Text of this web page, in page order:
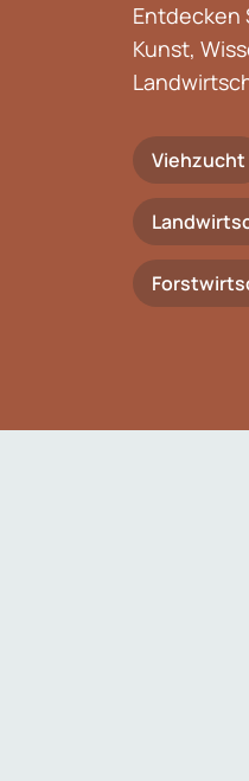
Entdecken
Kunst,
Viehzucht